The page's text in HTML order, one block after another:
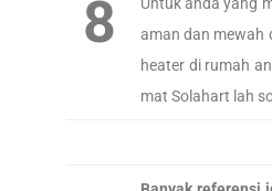
8
Untuk anda yang
aman dan mewah
heater di rumah
mat Solahart lah